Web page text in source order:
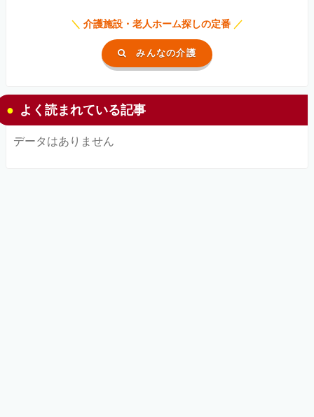
＼ 介護施設・老人ホーム探しの定番 ／
みんなの介護
よく読まれている記事
データはありません